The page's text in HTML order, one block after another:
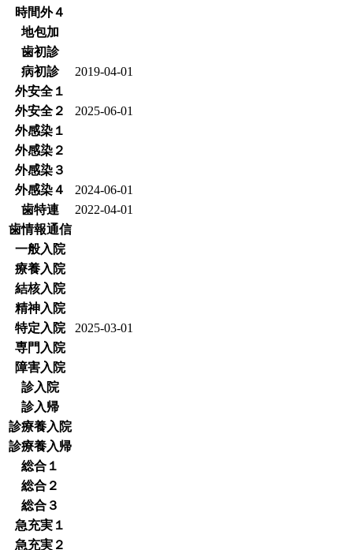
時間外４
地包加
歯初診
病初診
2019-04-01
外安全１
外安全２
2025-06-01
外感染１
外感染２
外感染３
外感染４
2024-06-01
歯特連
2022-04-01
歯情報通信
一般入院
療養入院
結核入院
精神入院
特定入院
2025-03-01
専門入院
障害入院
診入院
診入帰
診療養入院
診療養入帰
総合１
総合２
総合３
急充実１
急充実２